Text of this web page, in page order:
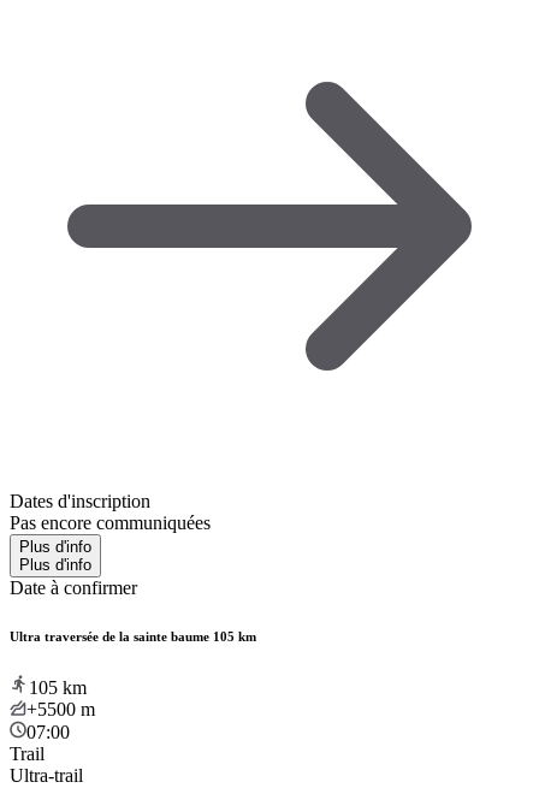
Dates d'inscription
Pas encore communiquées
Plus d'info
Plus d'info
Date à confirmer
Ultra traversée de la sainte baume 105 km
105 km
+5500 m
07:00
Trail
Ultra-trail